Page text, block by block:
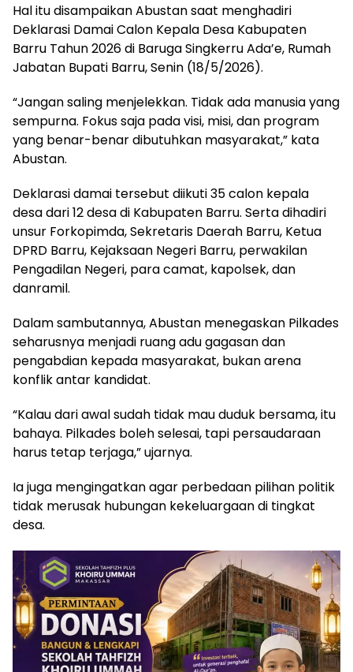
Hal itu disampaikan Abustan saat menghadiri
Deklarasi Damai Calon Kepala Desa Kabupaten
Barru Tahun 2026 di Baruga Singkerru Ada’e, Rumah
Jabatan Bupati Barru, Senin (18/5/2026).
“Jangan saling menjelekkan. Tidak ada manusia yang
sempurna. Fokus saja pada visi, misi, dan program
yang benar-benar dibutuhkan masyarakat,” kata
Abustan.
Deklarasi damai tersebut diikuti 35 calon kepala
desa dari 12 desa di Kabupaten Barru. Serta dihadiri
unsur Forkopimda, Sekretaris Daerah Barru, Ketua
DPRD Barru, Kejaksaan Negeri Barru, perwakilan
Pengadilan Negeri, para camat, kapolsek, dan
danramil.
Dalam sambutannya, Abustan menegaskan Pilkades
seharusnya menjadi ruang adu gagasan dan
pengabdian kepada masyarakat, bukan arena
konflik antar kandidat.
“Kalau dari awal sudah tidak mau duduk bersama, itu
bahaya. Pilkades boleh selesai, tapi persaudaraan
harus tetap terjaga,” ujarnya.
Ia juga mengingatkan agar perbedaan pilihan politik
tidak merusak hubungan kekeluargaan di tingkat
desa.